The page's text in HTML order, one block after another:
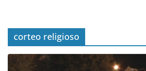
corteo religioso